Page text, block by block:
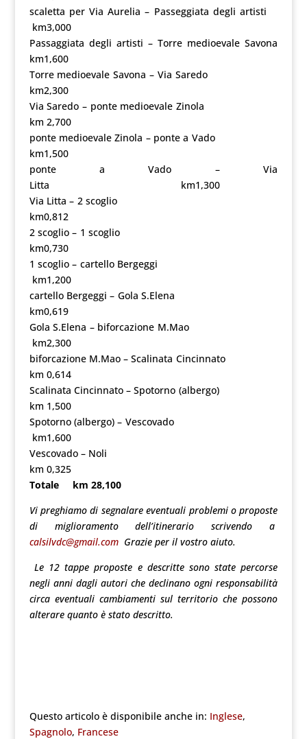
scaletta per Via Aurelia – Passeggiata degli artisti
km3,000
Passaggiata degli artisti – Torre medioevale Savona
km1,600
Torre medioevale Savona – Via Saredo
km2,300
Via Saredo – ponte medioevale Zinola
km 2,700
ponte medioevale Zinola – ponte a Vado
km1,500
ponte a Vado – Via
Litta km1,300
Via Litta – 2 scoglio
km0,812
2 scoglio – 1 scoglio
km0,730
1 scoglio – cartello Bergeggi
km1,200
cartello Bergeggi – Gola S.Elena
km0,619
Gola S.Elena – biforcazione M.Mao
km2,300
biforcazione M.Mao – Scalinata Cincinnato
km 0,614
Scalinata Cincinnato – Spotorno (albergo)
km 1,500
Spotorno (albergo) – Vescovado
km1,600
Vescovado – Noli
km 0,325
Totale km 28,100
Vi preghiamo di segnalare eventuali problemi o proposte
di miglioramento dell’itinerario scrivendo a
calsilvdc@gmail.com Grazie per il vostro aiuto.
Le 12 tappe proposte e descritte sono state percorse
negli anni dagli autori che declinano ogni responsabilità
circa eventuali cambiamenti sul territorio che possono
alterare quanto è stato descritto.
Questo articolo è disponibile anche in: Inglese
Spagnolo Francese